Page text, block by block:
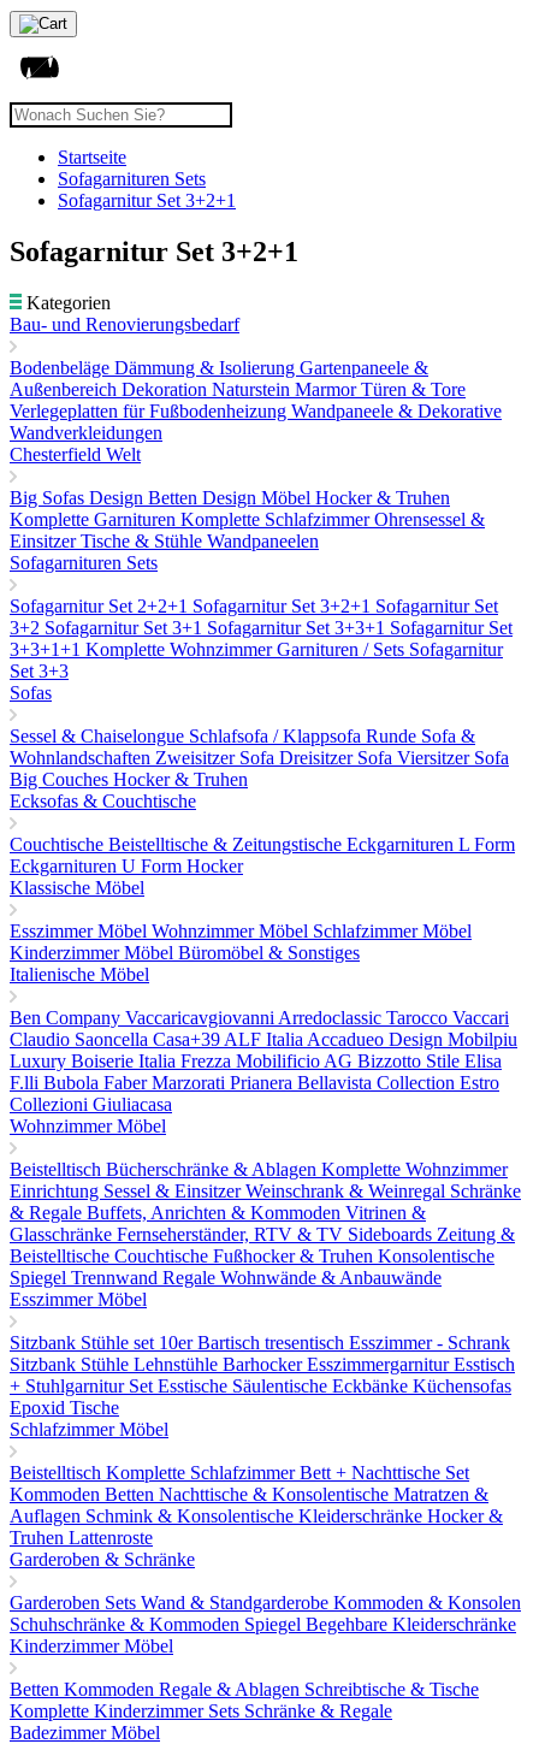
Startseite
Sofagarnituren Sets
Sofagarnitur Set 3+2+1
Sofagarnitur Set 3+2+1
Kategorien
Bau- und Renovierungsbedarf
Bodenbeläge Dämmung & Isolierung Gartenpaneele &
Außenbereich Dekoration Naturstein MarmorTüren & Tore
Verlegeplatten für Fußbodenheizung Wandpaneele & Dekorative
Wandverkleidungen
Chesterfield Welt
Big Sofas Design Betten Design Möbel Hocker & Truhen
Komplette Garnituren Komplette SchlafzimmerOhrensessel &
EinsitzerTische & Stühle Wandpaneelen
Sofagarnituren Sets
Sofagarnitur Set 2+2+1 Sofagarnitur Set 3+2+1 Sofagarnitur Set
3+2 Sofagarnitur Set 3+1 Sofagarnitur Set 3+3+1 Sofagarnitur Set
3+3+1+1 Komplette Wohnzimmer Garnituren / Sets Sofagarnitur
Set 3+3
Sofas
Sessel & Chaiselongue Schlafsofa / Klappsofa Runde Sofa &
Wohnlandschaften Zweisitzer Sofa Dreisitzer Sofa Viersitzer Sofa
Big Couches Hocker & Truhen
Ecksofas & Couchtische
Couchtische Beistelltische & Zeitungstische Eckgarnituren L Form
Eckgarnituren U Form Hocker
Klassische Möbel
Esszimmer Möbel Wohnzimmer Möbel Schlafzimmer Möbel
Kinderzimmer Möbel Büromöbel & Sonstiges
Italienische Möbel
Ben Company Vaccaricavgiovanni Arredoclassic Tarocco Vaccari
Claudio Saoncella Casa+39 ALF Italia Accadueo Design Mobilpiu
Luxury Boiserie Italia Frezza Mobilificio AG Bizzotto Stile Elisa
F.lli Bubola FaberMarzorati Prianera Bellavista Collection Estro
Collezioni Giuliacasa
Wohnzimmer Möbel
Beistelltisch Bücherschränke & Ablagen Komplette Wohnzimmer
Einrichtung Sessel & EinsitzerWeinschrank & Weinregal Schränke
& Regale Buffets, Anrichten & Kommoden Vitrinen &
Glasschränke Fernseherständer, RTV & TV Sideboards Zeitung &
Beistelltische Couchtische Fußhocker & Truhen Konsolentische
Spiegel Trennwand Regale Wohnwände & Anbauwände
Esszimmer Möbel
Sitzbank Stühle set 10erBartisch tresentisch Esszimmer - Schrank
Sitzbank Stühle Lehnstühle BarhockerEsszimmergarniturEsstisch
+ Stuhlgarnitur Set Esstische Säulentische Eckbänke Küchensofas
Epoxid Tische
Schlafzimmer Möbel
Beistelltisch Komplette SchlafzimmerBett + Nachttische Set
Kommoden Betten Nachttische & Konsolentische Matratzen &
Auflagen Schmink & Konsolentische Kleiderschränke Hocker &
Truhen Lattenroste
Garderoben & Schränke
Garderoben Sets Wand & Standgarderobe Kommoden & Konsolen
Schuhschränke & Kommoden Spiegel Begehbare Kleiderschränke
Kinderzimmer Möbel
Betten Kommoden Regale & Ablagen Schreibtische & Tische
Komplette Kinderzimmer Sets Schränke & Regale
Badezimmer Möbel